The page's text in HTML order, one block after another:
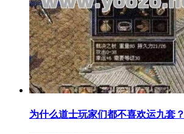
为什么道士玩家们都不喜欢运九套？